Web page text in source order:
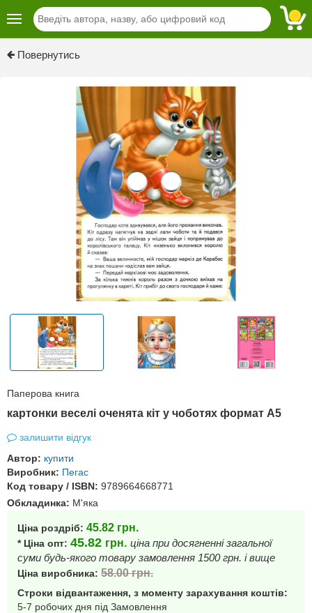
Повернутись
Паперова книга
картонки веселі оченята кіт у чоботях формат А5
залишити відгук
Автор: купити
Виробник: Пегас
Код товару / ISBN: 9789664668771
Обкладинка: М'яка
Ціна роздріб: 45.82 грн.
* Ціна опт: 45.82 грн. ціна при досягненні загальної
суми будь-якого товару замовлення 1500 грн. і вище
Ціна виробника: 58.00грн.
Строки відвантаження, з моменту зарахування коштів:
5-7 робочих дня під Замовлення